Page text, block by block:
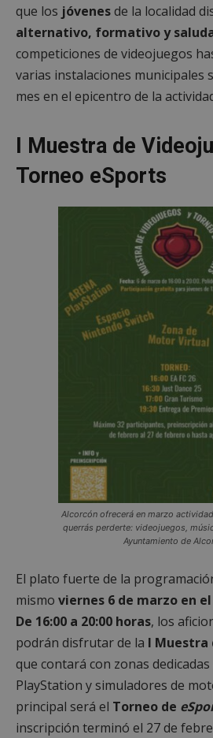
que los jóvenesde la localidad
alternativo, formativo y
competiciones de videojuegos
varias instalaciones municipales
mes en el epicentro de la
I Muestra de
Torneo eSports
Alcorcón ofrecerá en marzo
querrás perderte: videojuegos,
Ayuntamiento de
El plato fuerte de la
mismo viernes 6 de marzo en
De 16:00 a 20:00 horas, los
podrán disfrutar de la I Muestra
que contará con zonas
PlayStation y simuladores de
principal será el Torneo de
inscripción terminó el 27 de